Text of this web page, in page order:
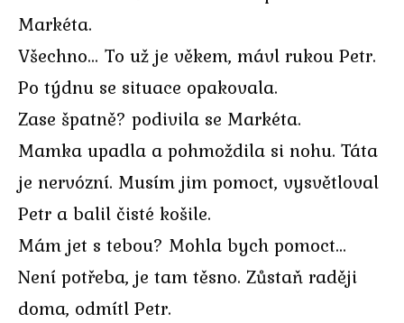
Markéta.
Všechno… To už je věkem, mávl rukou Petr.
Po týdnu se situace opakovala.
Zase špatně? podivila se Markéta.
Mamka upadla a pohmoždila si nohu. Táta
je nervózní. Musím jim pomoct, vysvětloval
Petr a balil čisté košile.
Mám jet s tebou? Mohla bych pomoct…
Není potřeba, je tam těsno. Zůstaň raději
doma, odmítl Petr.